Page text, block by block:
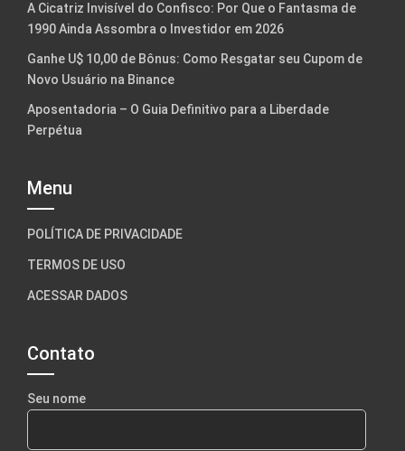
A Cicatriz Invisível do Confisco: Por Que o Fantasma de
1990 Ainda Assombra o Investidor em 2026
Ganhe U$ 10,00 de Bônus: Como Resgatar seu Cupom de
Novo Usuário na Binance
Aposentadoria – O Guia Definitivo para a Liberdade
Perpétua
Menu
POLÍTICA DE PRIVACIDADE
TERMOS DE USO
ACESSAR DADOS
Contato
Seu nome